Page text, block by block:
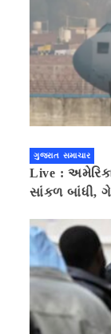
ગુજરાત સમાચાર
Live :
સાંકળ બાંધી,